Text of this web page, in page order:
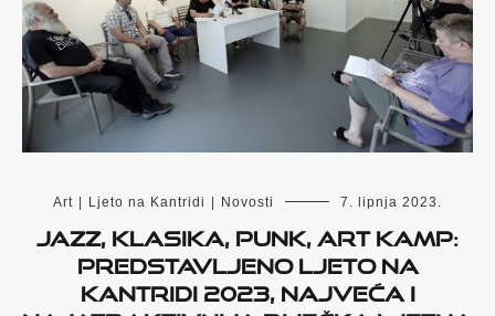
Art | Ljeto na Kantridi | Novosti 7. lipnja 2023.
Jazz, klasika, punk, Art Kamp:
Predstavljeno Ljeto na
Kantridi 2023, najveća i